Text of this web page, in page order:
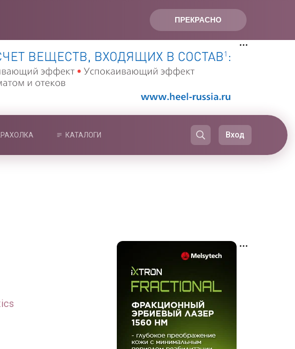
ПРЕКРАСНО
КАТАЛОГИ Вход